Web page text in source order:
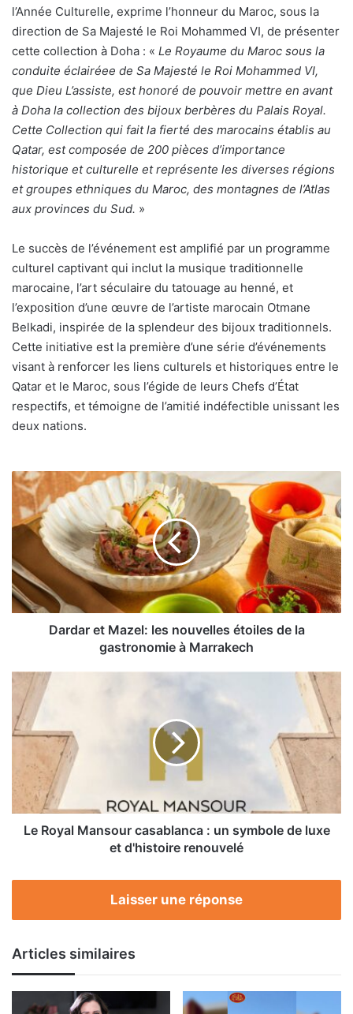
l’Année Culturelle, exprime l’honneur du Maroc, sous la
direction de Sa Majesté le Roi Mohammed VI, de présenter
cette collection à Doha : « Le Royaume du Maroc sous la
conduite éclairéee de Sa Majesté le Roi Mohammed VI,
que Dieu L’assiste, est honoré de pouvoir mettre en avant
à Doha la collection des bijoux berbères du Palais Royal.
Cette Collection qui fait la fierté des marocains établis au
Qatar, est composée de 200 pièces d’importance
historique et culturelle et représente les diverses régions
et groupes ethniques du Maroc, des montagnes de l’Atlas
aux provinces du Sud. »
Le succès de l’événement est amplifié par un programme
culturel captivant qui inclut la musique traditionnelle
marocaine, l’art séculaire du tatouage au henné, et
l’exposition d’une œuvre de l’artiste marocain Otmane
Belkadi, inspirée de la splendeur des bijoux traditionnels.
Cette initiative est la première d’une série d’événements
visant à renforcer les liens culturels et historiques entre le
Qatar et le Maroc, sous l’égide de leurs Chefs d’État
respectifs, et témoigne de l’amitié indéfectible unissant les
deux nations.
Dardar
Mazel:
les
nouvelles
étoiles
de
la
gastronomie
Dardar et Mazel: les nouvelles étoiles de la
gastronomie à Marrakech
Le
Royal
Mansour
casablanca
symbole
de
luxe
Le Royal Mansour casablanca : un symbole de luxe
et d'histoire renouvelé
Laisser une réponse
Articles similaires